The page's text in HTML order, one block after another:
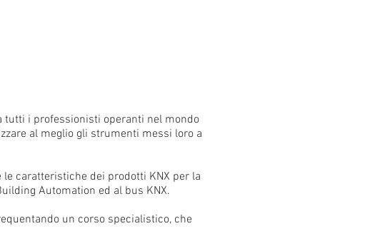
tutti i professionisti operanti nel mondo
al meglio gli strumenti messi loro a
caratteristiche dei prodotti KNX per la
Automation ed al bus KNX.
un corso specialistico, che